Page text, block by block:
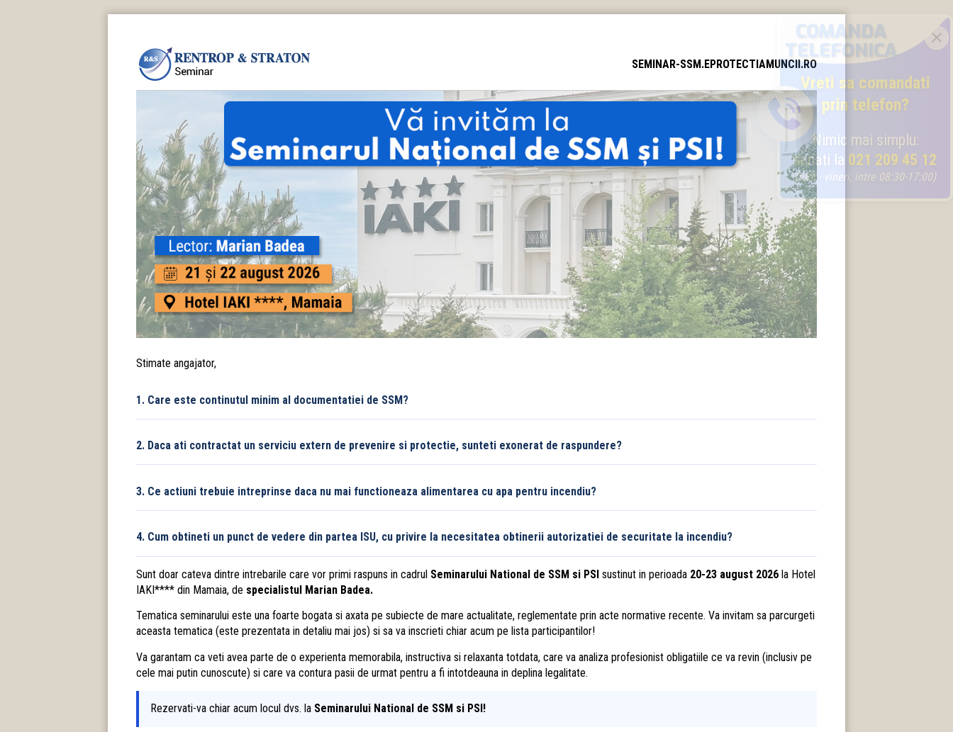
SEMINAR-SSM.EPROTECTIAMUNCII.RO
Stimate angajator,
1. Care este continutul minim al documentatiei de SSM?
2. Daca ati contractat un serviciu extern de prevenire si protectie, sunteti exonerat de raspundere?
3. Ce actiuni trebuie intreprinse daca nu mai functioneaza alimentarea cu apa pentru incendiu?
4. Cum obtineti un punct de vedere din partea ISU, cu privire la necesitatea obtinerii autorizatiei de securitate la incendiu?
Sunt doar cateva dintre intrebarile care vor primi raspuns in cadrul Seminarului National de SSM si PSI sustinut in perioada 20-23 august 2026 la Hotel
IAKI**** din Mamaia, de specialistul Marian Badea.
Tematica seminarului este una foarte bogata si axata pe subiecte de mare actualitate, reglementate prin acte normative recente. Va invitam sa parcurgeti
aceasta tematica (este prezentata in detaliu mai jos) si sa va inscrieti chiar acum pe lista participantilor!
Va garantam ca veti avea parte de o experienta memorabila, instructiva si relaxanta totdata, care va analiza profesionist obligatiile ce va revin (inclusiv pe
cele mai putin cunoscute) si care va contura pasii de urmat pentru a fi intotdeauna in deplina legalitate.
Rezervati-va chiar acum locul dvs. la Seminarului National de SSM si PSI!